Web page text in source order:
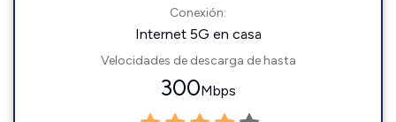
Conexión:
Internet 5G en casa
Velocidades de descarga de hasta
300Mbps